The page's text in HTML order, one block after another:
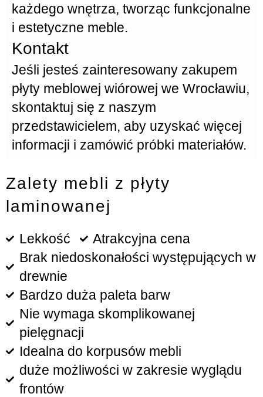
każdego wnętrza, tworząc funkcjonalne
i estetyczne meble.
Kontakt
Jeśli jesteś zainteresowany zakupem
płyty meblowej wiórowej we Wrocławiu,
skontaktuj się z naszym
przedstawicielem, aby uzyskać więcej
informacji i zamówić próbki materiałów.
Zalety mebli z płyty
laminowanej
Lekkość
Atrakcyjna cena
Brak niedoskonałości występujących w
drewnie
Bardzo duża paleta barw
Nie wymaga skomplikowanej
pielęgnacji
Idealna do korpusów mebli
duże możliwości w zakresie wyglądu
frontów